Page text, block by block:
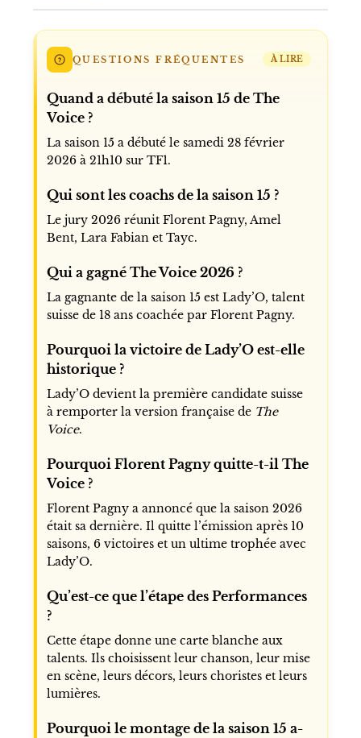
QUESTIONS FRÉQUENTES À LIRE
Quand a débuté la saison 15 de The
Voice ?
La saison 15 a débuté le samedi 28 février
2026 à 21h10 sur TF1.
Qui sont les coachs de la saison 15 ?
Le jury 2026 réunit Florent Pagny, Amel
Bent, Lara Fabian et Tayc.
Qui a gagné The Voice 2026 ?
La gagnante de la saison 15 est Lady’O, talent
suisse de 18 ans coachée par Florent Pagny.
Pourquoi la victoire de Lady’O est-elle
historique ?
Lady’O devient la première candidate suisse
à remporter la version française de The
Voice.
Pourquoi Florent Pagny quitte-t-il The
Voice ?
Florent Pagny a annoncé que la saison 2026
était sa dernière. Il quitte l’émission après 10
saisons, 6 victoires et un ultime trophée avec
Lady’O.
Qu’est-ce que l’étape des Performances
?
Cette étape donne une carte blanche aux
talents. Ils choisissent leur chanson, leur mise
en scène, leurs décors, leurs choristes et leurs
lumières.
Pourquoi le montage de la saison 15 a-